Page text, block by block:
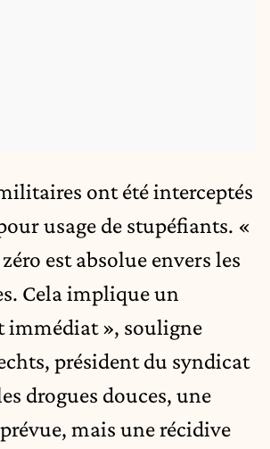
ont été interceptés
usage de stupéfiants. «
est absolue envers les
Cela implique un
immédiat », souligne
président du syndicat
drogues douces, une
mais une récidive